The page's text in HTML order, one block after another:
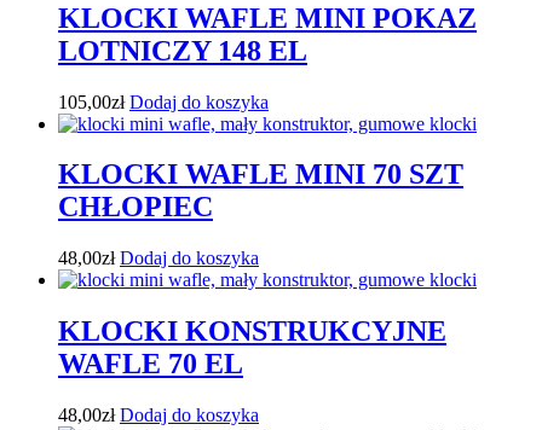
KLOCKI WAFLE MINI POKAZ
LOTNICZY 148 EL
105,00zł Dodaj do koszyka
KLOCKI WAFLE MINI 70 SZT
CHŁOPIEC
48,00zł Dodaj do koszyka
KLOCKI KONSTRUKCYJNE
WAFLE 70 EL
48,00zł Dodaj do koszyka